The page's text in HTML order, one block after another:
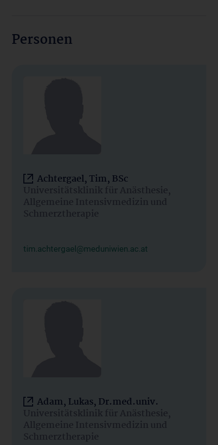
Personen
Achtergael, Tim, BSc
Universitätsklinik für Anästhesie,
Allgemeine Intensivmedizin und
Schmerztherapie
tim.achtergael@meduniwien.ac.at
Adam, Lukas, Dr.med.univ.
Universitätsklinik für Anästhesie,
Allgemeine Intensivmedizin und
Schmerztherapie